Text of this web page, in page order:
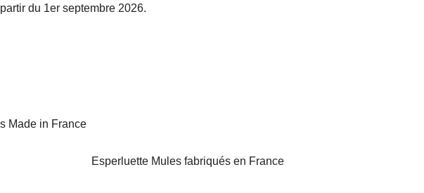
du 1er septembre 2026.